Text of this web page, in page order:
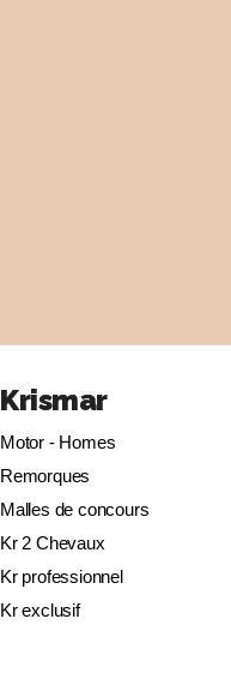
Krismar
Motor - Homes
Remorques
Malles de concours
Kr 2 Chevaux
Kr professionnel
Kr exclusif